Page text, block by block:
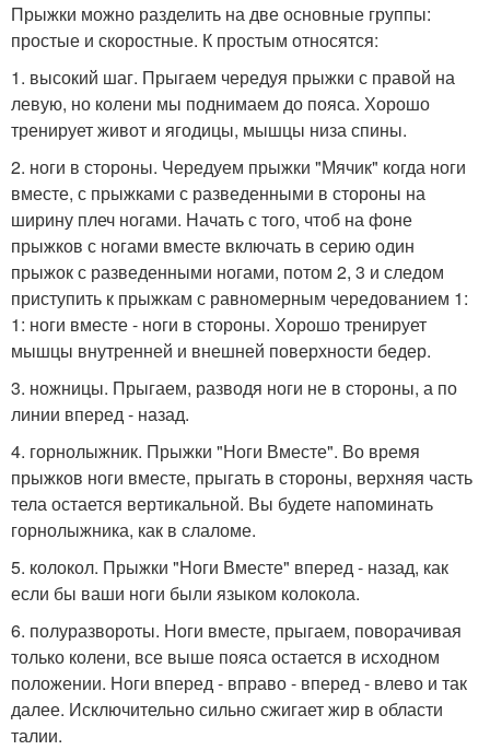
Прыжки можно разделить на две основные группы:
простые и скоростные. К простым относятся:
1. высокий шаг. Прыгаем чередуя прыжки с правой на
левую, но колени мы поднимаем до пояса. Хорошо
тренирует живот и ягодицы, мышцы низа спины.
2. ноги в стороны. Чередуем прыжки "Мячик" когда ноги
вместе, с прыжками с разведенными в стороны на
ширину плеч ногами. Начать с того, чтоб на фоне
прыжков с ногами вместе включать в серию один
прыжок с разведенными ногами, потом 2, 3 и следом
приступить к прыжкам с равномерным чередованием 1:
1: ноги вместе - ноги в стороны. Хорошо тренирует
мышцы внутренней и внешней поверхности бедер.
3. ножницы. Прыгаем, разводя ноги не в стороны, а по
линии вперед - назад.
4. горнолыжник. Прыжки "Ноги Вместе". Во время
прыжков ноги вместе, прыгать в стороны, верхняя часть
тела остается вертикальной. Вы будете напоминать
горнолыжника, как в слаломе.
5. колокол. Прыжки "Ноги Вместе" вперед - назад, как
если бы ваши ноги были языком колокола.
6. полуразвороты. Ноги вместе, прыгаем, поворачивая
только колени, все выше пояса остается в исходном
положении. Ноги вперед - вправо - вперед - влево и так
далее. Исключительно сильно сжигает жир в области
талии.